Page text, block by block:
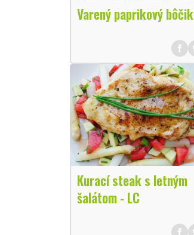
Varený paprikový bôčik
Kurací steak s letným
šalátom - LC